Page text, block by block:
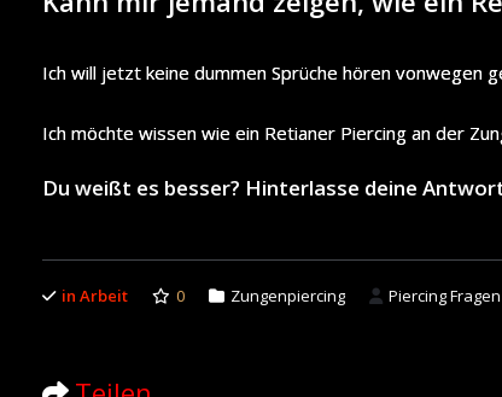
Ich will jetzt keine dummen Sprüche hören vonwegen
Ich möchte wissen wie ein Retianer Piercing an der
Du weißt es besser? Hinterlasse deine
in Arbeit 0 Zungenpiercing Piercing Fragen